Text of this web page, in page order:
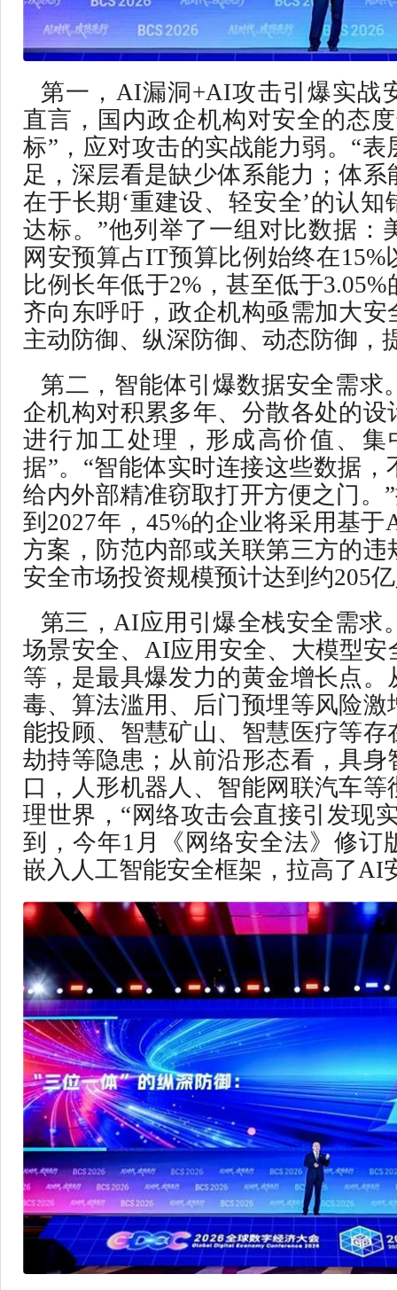
第一，AI漏洞+AI攻击引爆实战
直言，国内政企机构对安全的态
标”，应对攻击的实战能力弱。“
足，深层看是缺少体系能力；体
在于长期‘重建设、轻安全’的认
达标。”他列举了一组对比数据：
网安预算占IT预算比例始终在15%
比例长年低于2%，甚至低于
齐向东呼吁，政企机构亟需加大安
主动防御、纵深防御、动态防御，
第二，智能体引爆数据安全需求
企机构对积累多年、分散各处的设
进行加工处理，形成高价值、集
据”。“智能体实时连接这些数据
给内外部精准窃取打开方便之门。
到2027年，45%的企业将采用基
方案，防范内部或关联第三方的违
安全市场投资规模预计达到约205
第三，AI应用引爆全栈安全需求
场景安全、AI应用安全、大模型安
等，是最具爆发力的黄金增长点。
毒、算法滥用、后门预埋等风险激
能投顾、智慧矿山、智慧医疗等存
劫持等隐患；从前沿形态看，具身
口，人形机器人、智能网联汽车
理世界，“网络攻击会直接引发现
到，今年1月《网络安全法》修订
嵌入人工智能安全框架，拉高了AI